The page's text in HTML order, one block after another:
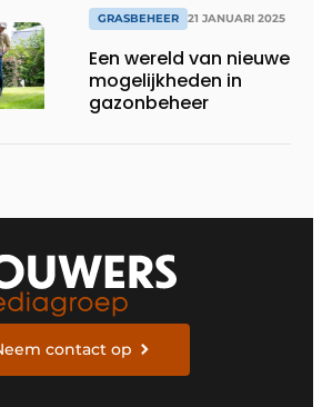
GRASBEHEER 21 JANUARI 2025
Een wereld van nieuwe
mogelijkheden in
gazonbeheer
contact op